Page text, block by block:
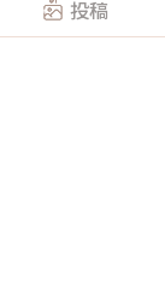
投稿